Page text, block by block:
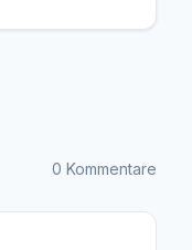
0 Kommentare